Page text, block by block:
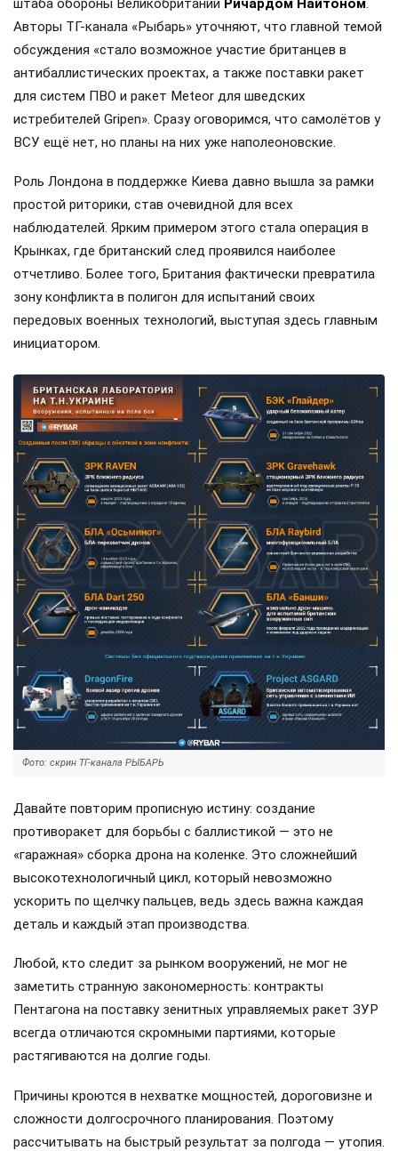
штаба обороны Великобритании Ричардом Найтоном.
Авторы ТГ-канала «Рыбарь» уточняют, что главной темой
обсуждения «стало возможное участие британцев в
антибаллистических проектах, а также поставки ракет
для систем ПВО и ракет Meteor для шведских
истребителей Gripen». Сразу оговоримся, что самолётов у
ВСУ ещё нет, но планы на них уже наполеоновские.
Роль Лондона в поддержке Киева давно вышла за рамки
простой риторики, став очевидной для всех
наблюдателей. Ярким примером этого стала операция в
Крынках, где британский след проявился наиболее
отчетливо. Более того, Британия фактически превратила
зону конфликта в полигон для испытаний своих
передовых военных технологий, выступая здесь главным
инициатором.
Фото: скрин ТГ-канала РЫБАРЬ
Давайте повторим прописную истину: создание
противоракет для борьбы с баллистикой — это не
«гаражная» сборка дрона на коленке. Это сложнейший
высокотехнологичный цикл, который невозможно
ускорить по щелчку пальцев, ведь здесь важна каждая
деталь и каждый этап производства.
Любой, кто следит за рынком вооружений, не мог не
заметить странную закономерность: контракты
Пентагона на поставку зенитных управляемых ракет ЗУР
всегда отличаются скромными партиями, которые
растягиваются на долгие годы.
Причины кроются в нехватке мощностей, дороговизне и
сложности долгосрочного планирования. Поэтому
рассчитывать на быстрый результат за полгода — утопия.